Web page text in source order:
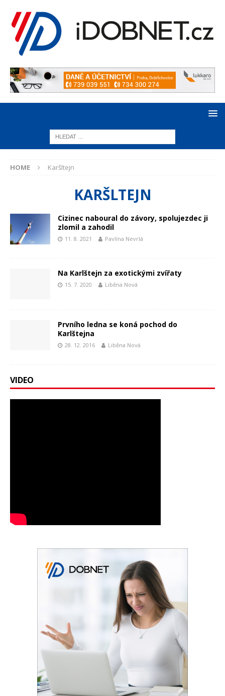
HOME Karšltejn
KARŠLTEJN
Cizinec naboural do závory, spolujezdec ji
zlomil a zahodil
11. 8. 2021 Pavlína Nevrlá
Na Karlštejn za exotickými zvířaty
15. 7. 2020 Liběna Nová
Prvního ledna se koná pochod do
Karlštejna
28. 12. 2016 Liběna Nová
VIDEO